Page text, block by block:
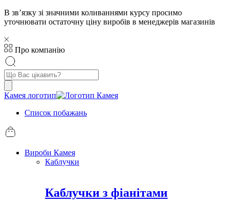
В звʼязку зі значними коливаннями курсу просимо
уточнювати остаточну ціну виробів в менеджерів магазинів
Про компанію
Пошук
товарів
Камея логотип
Список побажань
Вироби Камея
Каблучки
Каблучки з фіанітами